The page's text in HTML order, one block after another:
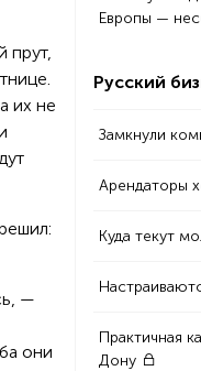
прут,
их не
—
они
Европы —
Русский
Замкнули
Арендаторы
Куда текут
Практичная
Дону